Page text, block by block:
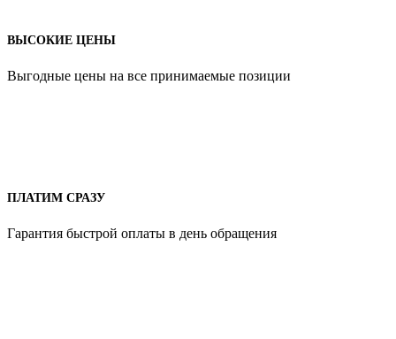
ВЫСОКИЕ ЦЕНЫ
Выгодные цены на все принимаемые позиции
ПЛАТИМ СРАЗУ
Гарантия быстрой оплаты в день обращения